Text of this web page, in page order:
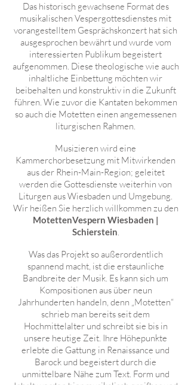
Das historisch gewachsene Format des
musikalischen Vespergottesdienstes mit
vorangestelltem Gesprächskonzert hat sich
ausgesprochen bewährt und wurde vom
interessierten Publikum begeistert
aufgenommen. Diese theologische wie auch
inhaltliche Einbettung möchten wir
beibehalten und konstruktiv in die Zukunft
führen. Wie zuvor die Kantaten bekommen
so auch die Motetten einen angemessenen
liturgischen Rahmen.
Musizieren wird eine
Kammerchorbesetzung mit Mitwirkenden
aus der Rhein-Main-Region; geleitet
werden die Gottesdienste weiterhin von
Liturgen aus Wiesbaden und Umgebung.
Wir heißen Sie herzlich willkommen zu den
MotettenVespern Wiesbaden |
Schierstein.
Was das Projekt so außerordentlich
spannend macht, ist die erstaunliche
Bandbreite der Musik. Es kann sich um
Kompositionen aus über neun
Jahrhunderten handeln, denn „Motetten“
schrieb man bereits seit dem
Hochmittelalter und schreibt sie bis in
unsere heutige Zeit. Ihre Höhepunkte
erlebte die Gattung in Renaissance und
Barock und begeistert durch die
unmittelbare Nähe zum Text. Form und